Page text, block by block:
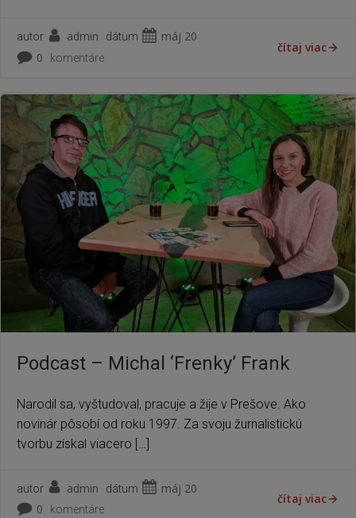
autor admin dátum
máj 20
0
komentáre
čítaj viac
Podcast – Michal ‘Frenky’ Frank
Narodil sa, vyštudoval, pracuje a žije v Prešove. Ako
novinár pôsobí od roku 1997. Za svoju žurnalistickú
tvorbu získal viacero […]
autor admin dátum
máj 20
0
komentáre
čítaj viac